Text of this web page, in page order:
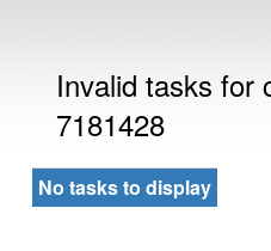
Invalid tasks for
7181428
No tasks to display